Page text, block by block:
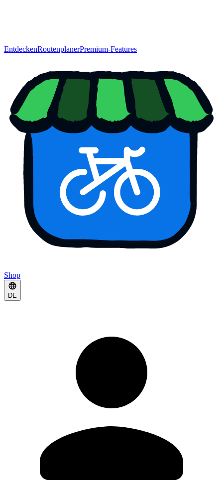
EntdeckenRoutenplanerPremium-Features
Shop
DE